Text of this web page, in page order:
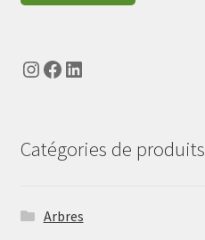
Instagram
Facebook
LinkedIn
Catégories de produits
Arbres